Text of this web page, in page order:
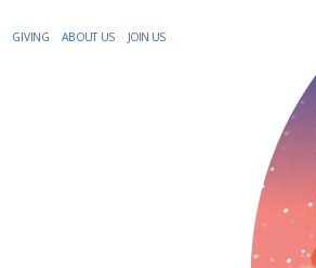
GIVING ABOUT US JOIN US